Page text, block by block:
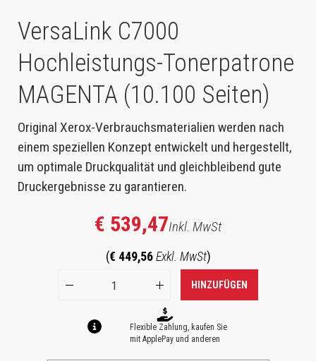
VersaLink C7000
Hochleistungs-Tonerpatrone
MAGENTA (10.100 Seiten)
Original Xerox-Verbrauchsmaterialien werden nach
einem speziellen Konzept entwickelt und hergestellt,
um optimale Druckqualität und gleichbleibend gute
Druckergebnisse zu garantieren.
€ 539,47Inkl. MwSt
(€ 449,56 Exkl. MwSt)
HINZUFÜGEN
Flexible Zahlung, kaufen Sie
mit ApplePay und anderen